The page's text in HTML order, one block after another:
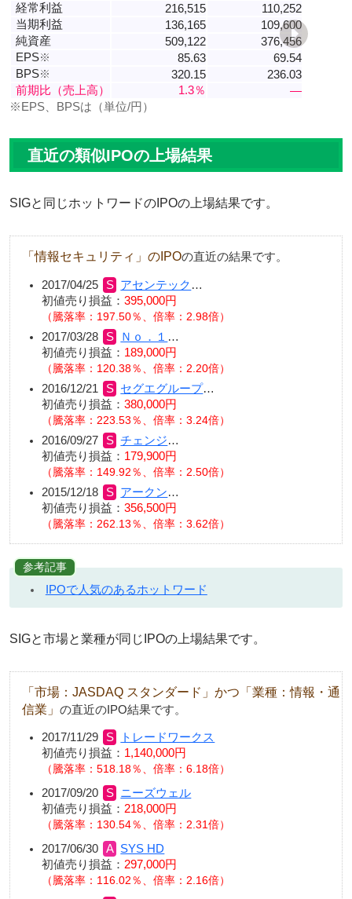
経常利益
216,515
110,252
当期利益
136,165
109,600
純資産
509,122
376,456
EPS※ 85.63
69.54
BPS※ 320.15
236.03
前期比（売上高）
1.3％
―
※EPS、BPSは（単位/円）
直近の類似IPOの上場結果
SIGと同じホットワードのIPOの上場結果です。
「情報セキュリティ」のIPOの直近の結果です。
2017/04/25 アセンテック …
初値売り損益： 395,000円
（騰落率：197.50％、倍率：2.98倍）
2017/03/28 Ｎｏ．１ …
初値売り損益： 189,000円
（騰落率：120.38％、倍率：2.20倍）
2016/12/21 セグエグループ…
初値売り損益： 380,000円
（騰落率：223.53％、倍率：3.24倍）
2016/09/27 チェンジ…
初値売り損益： 179,900円
（騰落率：149.92％、倍率：2.50倍）
2015/12/18 アークン…
初値売り損益： 356,500円
（騰落率：262.13％、倍率：3.62倍）
参考記事
IPOで人気のあるホットワード
SIGと市場と業種が同じIPOの上場結果です。
「市場：JASDAQ スタンダード」かつ「業種：情報・通
信業」 の直近のIPO結果です。
2017/11/29
トレードワークス
初値売り損益： 1,140,000円
騰落率：518.18％、倍率：6.18倍
2017/09/20
ニーズウェル
初値売り損益： 218,000円
騰落率：130.54％、倍率：2.31倍
2017/06/30
SYS HD
初値売り損益： 297,000円
騰落率：116.02％、倍率：2.16倍